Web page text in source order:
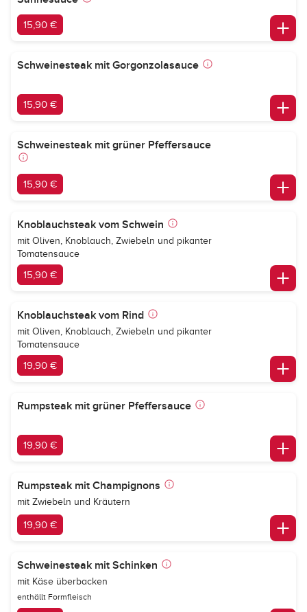
15,90 €
Schweinesteak mit Gorgonzolasauce
15,90 €
Schweinesteak mit grüner Pfeffersauce
15,90 €
Knoblauchsteak vom Schwein
mit Oliven, Knoblauch, Zwiebeln und pikanter
Tomatensauce
15,90 €
Knoblauchsteak vom Rind
mit Oliven, Knoblauch, Zwiebeln und pikanter
Tomatensauce
19,90 €
Rumpsteak mit grüner Pfeffersauce
19,90 €
Rumpsteak mit Champignons
mit Zwiebeln und Kräutern
19,90 €
Schweinesteak mit Schinken
mit Käse überbacken
enthällt Formfleisch